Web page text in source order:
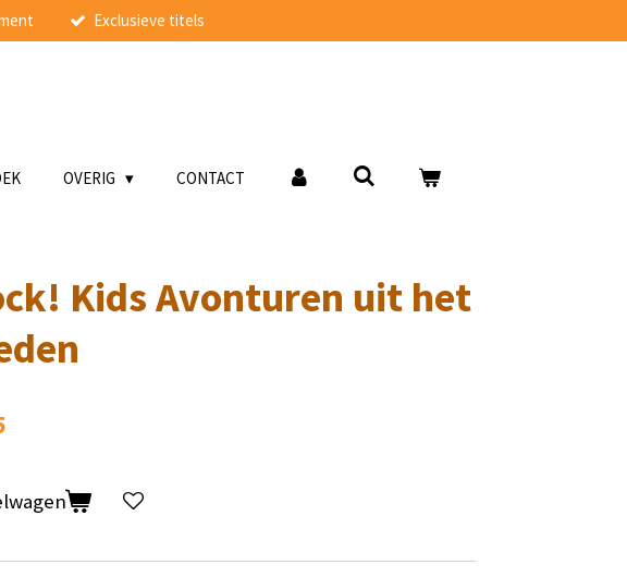
Exclusieve titels
OVERIG CONTACT
Kids Avonturen uit het